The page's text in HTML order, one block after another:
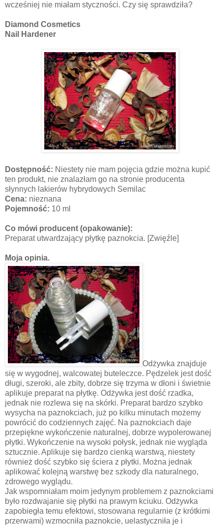
wcześniej nie miałam styczności. Czy się sprawdziła?
Diamond Cosmetics
Nail Hardener
Dostępność: Niestety nie mam pojęcia gdzie można kupić
ten produkt, nie znalazłam go na stronie producenta
słynnych lakierów hybrydowych Semilac
Cena: nieznana
Pojemność: 10 ml
Co mówi producent (opakowanie):
Preparat utwardzający płytkę paznokcia. [Zwięźle]
Moja opinia.
Odżywka znajduje
się w wygodnej, walcowatej buteleczce. Pędzelek jest dość
długi, szeroki, ale zbity, dobrze się trzyma w dłoni i świetnie
aplikuje preparat na płytkę. Odżywka jest dość rzadka,
jednak nie rozlewa się na skórki. Preparat bardzo szybko
wysycha na paznokciach, już po kilku minutach możemy
powrócić do codziennych zajęć. Na paznokciach daje
przepiękne wykończenie naturalnej, dobrze wypolerowanej
płytki. Wykończenie na wysoki połysk, jednak nie wygląda
sztucznie. Aplikuje się bardzo cienką warstwą, niestety
również dość szybko się ściera z płytki. Można jednak
aplikować kolejną warstwę bez szkody dla naturalnego,
zdrowego wyglądu.
Jak wspomniałam moim jedynym problemem z paznokciami
było rozdwajanie się płytki na prawym kciuku. Odżywka
zapobiegła temu efektowi, stosowana regularnie (z krótkimi
przerwami) wzmocniła paznokcie, uelastyczniła je i